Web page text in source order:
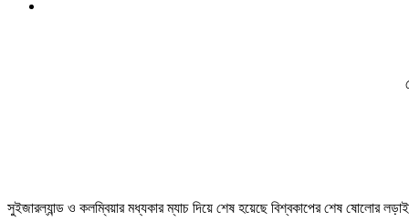
সুইজারল্যান্ড ও কলম্বিয়ার মধ্যকার ম্যাচ দিয়ে শেষ হয়েছে বিশ্বকাপের শেষ ষোলোর